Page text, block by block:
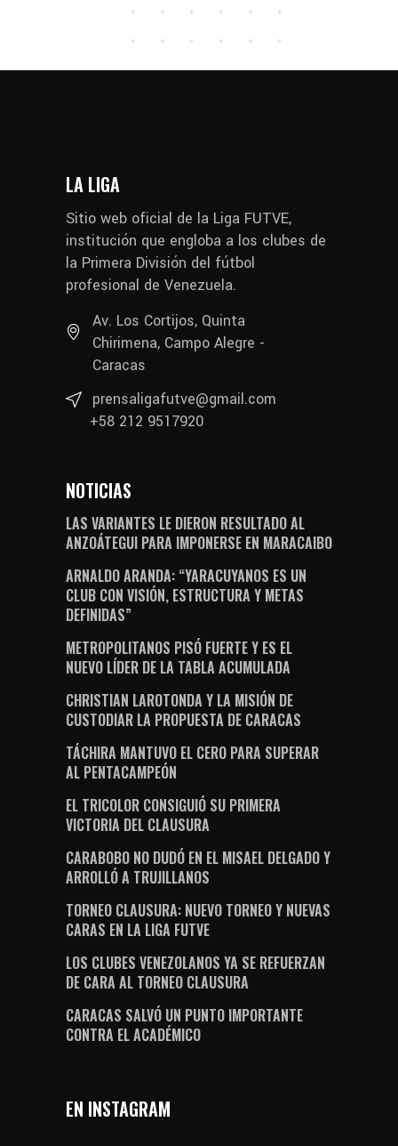
LA LIGA
Sitio web oficial de la Liga FUTVE,
institución que engloba a los clubes de
la Primera División del fútbol
profesional de Venezuela.
Av. Los Cortijos, Quinta
Chirimena, Campo Alegre -
Caracas
prensaligafutve@gmail.com
+58 212 9517920
NOTICIAS
LAS VARIANTES LE DIERON RESULTADO AL
ANZOÁTEGUI PARA IMPONERSE EN MARACAIBO
ARNALDO ARANDA: “YARACUYANOS ES UN
CLUB CON VISIÓN, ESTRUCTURA Y METAS
DEFINIDAS”
METROPOLITANOS PISÓ FUERTE Y ES EL
NUEVO LÍDER DE LA TABLA ACUMULADA
CHRISTIAN LAROTONDA Y LA MISIÓN DE
CUSTODIAR LA PROPUESTA DE CARACAS
TÁCHIRA MANTUVO EL CERO PARA SUPERAR
AL PENTACAMPEÓN
EL TRICOLOR CONSIGUIÓ SU PRIMERA
VICTORIA DEL CLAUSURA
CARABOBO NO DUDÓ EN EL MISAEL DELGADO Y
ARROLLÓ A TRUJILLANOS
TORNEO CLAUSURA: NUEVO TORNEO Y NUEVAS
CARAS EN LA LIGA FUTVE
LOS CLUBES VENEZOLANOS YA SE REFUERZAN
DE CARA AL TORNEO CLAUSURA
CARACAS SALVÓ UN PUNTO IMPORTANTE
CONTRA EL ACADÉMICO
EN INSTAGRAM